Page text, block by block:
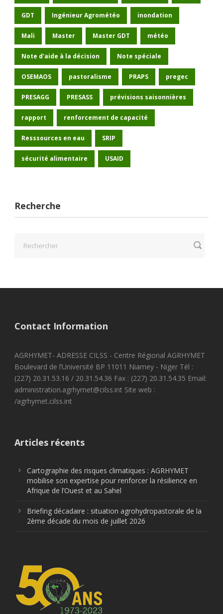
GDT Ingénieur Agrométéo inondation
Mali Master Master GDT météo
Note d'aide à la décision Note spéciale
OSEMAOS pastoralisme PRAPS pregec
PRESAGG PRESASS prévisions saisonnières
rapport renforcement de capacité
Resssources en eau SRIP
sécurité alimentaire USAID
Recherche
Contact Information
AGRHYMET- ADRESSE CILSS - Centre Régional AGRHYMET
Boulevard de l’Université BP 11011 Niamey - Niger Tél :
(227) 20.31.53.16 / 20.31.54.36 Fax : (227) 20.31.54.35 Email:
administration.agrhymet@cilss.int Site web :
/agrhymet.cilss.int
Articles récents
Cartographie des risques climatiques : AGRHYMET
mobilise son expertise pour renforcer la résilience en
Afrique de l’Ouest et au Sahel
Briefing décadaire : situation agrohydropastorale de la
2ème décade du mois de juillet 2026